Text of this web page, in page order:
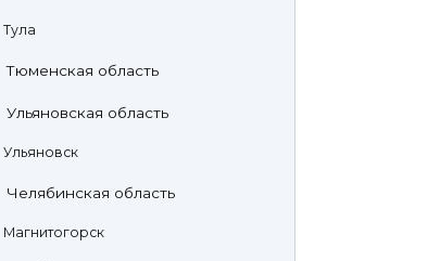
Тула
Тюменская область
Ульяновская область
Ульяновск
Челябинская область
Магнитогорск